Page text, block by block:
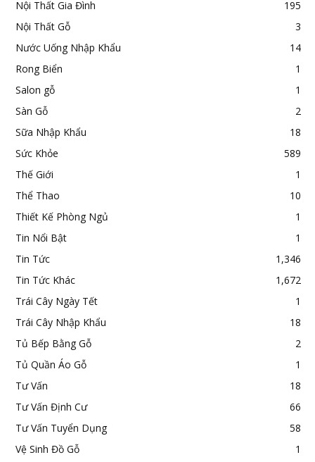
Nội Thất Gia Đình
195
Nội Thất Gỗ
3
Nước Uống Nhập Khẩu
14
Rong Biển
1
Salon gỗ
1
Sàn Gỗ
2
Sữa Nhập Khẩu
18
Sức Khỏe
589
Thế Giới
1
Thể Thao
10
Thiết Kế Phòng Ngủ
1
Tin Nổi Bật
1
Tin Tức
1,346
Tin Tức Khác
1,672
Trái Cây Ngày Tết
1
Trái Cây Nhập Khẩu
18
Tủ Bếp Bằng Gỗ
2
Tủ Quần Áo Gỗ
1
Tư Vấn
18
Tư Vấn Định Cư
66
Tư Vấn Tuyển Dụng
58
Vệ Sinh Đồ Gỗ
1